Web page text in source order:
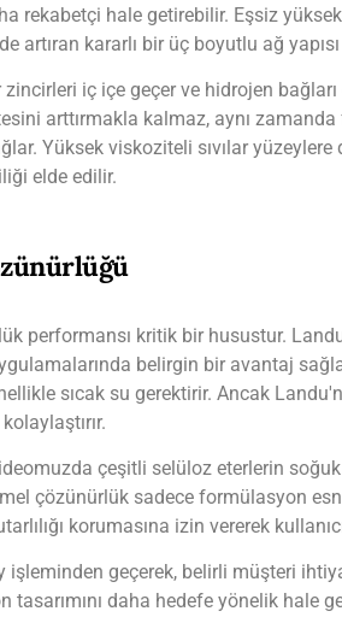
rekabetçi hale getirebilir. Eşsiz
artıran kararlı bir üç boyutlu ağ
iç içe geçer ve hidrojen
arttırmakla kalmaz, aynı
Yüksek viskoziteli sıvılar yüzeylere
elde edilir.
performansı kritik bir husustur.
belirgin bir avantaj
sıcak su gerektirir. Ancak
çeşitli selüloz eterlerin
çözünürlük sadece formülasyon
korumasına izin vererek
işleminden geçerek, belirli müşteri
tasarımını daha hedefe yönelik hale